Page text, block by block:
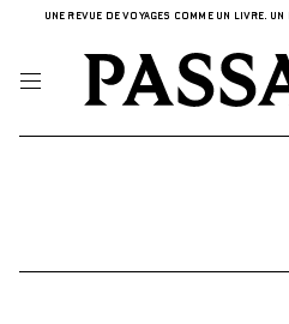
UNE REVUE DE VOYAGES COMME UN LIVRE.